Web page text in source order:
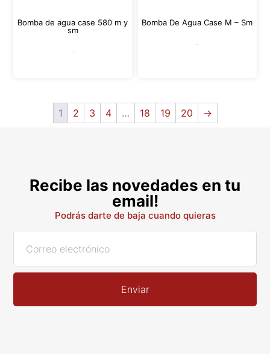
Bomba de agua case 580 m y
sm
Bomba De Agua Case M – Sm
1 2 3 4 … 18 19 20 →
Recibe las novedades en tu
email!
Podrás darte de baja cuando quieras
Enviar